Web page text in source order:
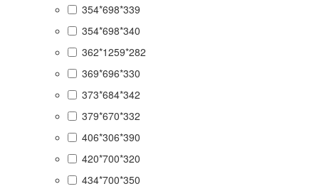
354*698*339
354*698*340
362*1259*282
369*696*330
373*684*342
379*670*332
406*306*390
420*700*320
434*700*350